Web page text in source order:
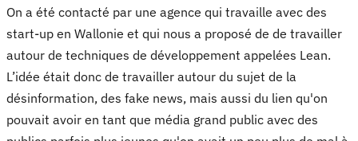
On a été contacté par une agence qui travaille avec des
start-up en Wallonie et qui nous a proposé de de travailler
autour de techniques de développement appelées Lean.
L’idée était donc de travailler autour du sujet de la
désinformation, des fake news, mais aussi du lien qu'on
pouvait avoir en tant que média grand public avec des